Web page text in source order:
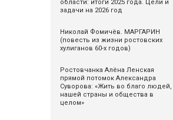
области: итоги 2025 года. Цели и
задачи на 2026 год
Николай Фомичёв. МАРГАРИН
(повесть из жизни ростовских
хулиганов 60-х годов)
Ростовчанка Алёна Ленская
прямой потомок Александра
Суворова: «Жить во благо людей,
нашей страны и общества в
целом»